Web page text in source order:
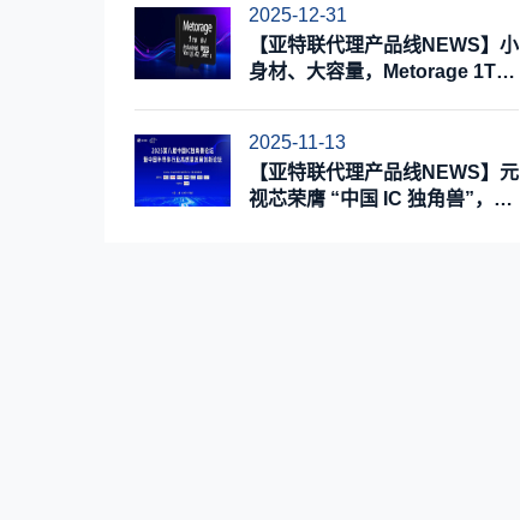
2025-12-31
【亚特联代理产品线NEWS】小
身材、大容量，Metorage 1TB
2025-11-13
【亚特联代理产品线NEWS】元
视芯荣膺 “中国 IC 独角兽”，实